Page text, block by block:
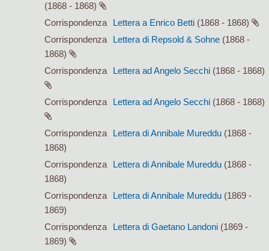
(1868 - 1868)
Corrispondenza
Lettera a Enrico Betti (1868 - 1868)
Corrispondenza
Lettera di Repsold & Sohne (1868 -
1868)
Corrispondenza
Lettera ad Angelo Secchi (1868 - 1868)
Corrispondenza Lettera ad Angelo Secchi (1868 - 1868)
Corrispondenza Lettera di Annibale Mureddu (1868 -
1868)
Corrispondenza
Lettera di Annibale Mureddu (1868 -
1868)
Corrispondenza
Lettera di Annibale Mureddu (1869 -
1869)
Corrispondenza
Lettera di Gaetano Landoni (1869 -
1869)